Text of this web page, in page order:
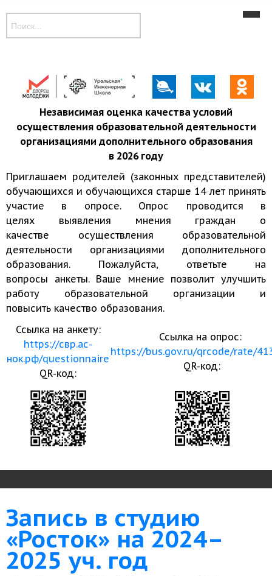
Независимая оценка качества условий
осуществления образовательной деятельности
организациями дополнительного образования
в 2026 году
Приглашаем родителей (законных представителей)
обучающихся и обучающихся старше 14 лет принять
участие в опросе. Опрос проводится в
целях выявления мнения граждан о
качестве осуществления образовательной
деятельности организациями дополнительного
образования. Пожалуйста, ответьте на
вопросы анкеты. Ваше мнение позволит улучшить
работу образовательной организации и
повысить качество образования.
Ссылка на анкету:
https://свр.ас-
нок.рф/questionnaire
QR-код:
Ссылка на опрос:
https://bus.gov.ru/qrcode/rate/
QR-код:
Наши объединения
Контакты
Запись в студию
«Росток» на 2024–
2025 уч. год